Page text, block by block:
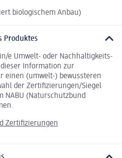
biologischem Anbau)
Produktes
e Umwelt- oder Nachhaltigkeits-
Information zur
einen (umwelt-) bewussteren
der Zertifizierungen/Siegel
NABU (Naturschutzbund
Zertifizierungen